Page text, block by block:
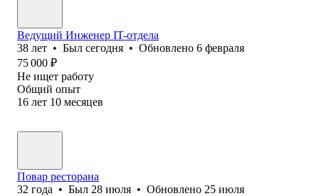
Ведущий Инженер IT-отдела
38 лет • Был сегодня • Обновлено 6 февраля
75 000 ₽
Не ищет работу
Общий опыт
16 лет 10 месяцев
Повар ресторана
32 года • Был 28 июля • Обновлено 25 июля